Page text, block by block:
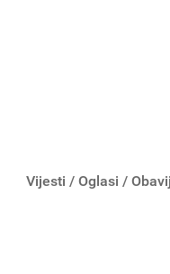
Vijesti / Oglasi /